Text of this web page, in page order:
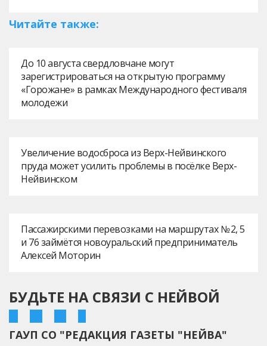
Читайте также:
До 10 августа свердловчане могут
зарегистрироваться на открытую программу
«Горожане» в рамках Международного фестиваля
молодежи
Увеличение водосброса из Верх-Нейвинского
пруда может усилить проблемы в посёлке Верх-
Нейвинском
Пассажирскими перевозками на маршрутах № 2, 5
и 76 займётся новоуральский предприниматель
Алексей Моторин
БУДЬТЕ НА СВЯЗИ С НЕЙВОЙ
ГАУП СО "РЕДАКЦИЯ ГАЗЕТЫ "НЕЙВА"